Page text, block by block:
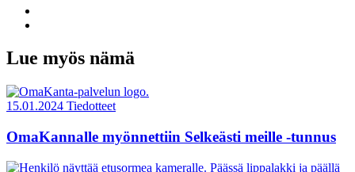
Lue myös nämä
15.01.2024 Tiedotteet
OmaKannalle myönnettiin Selkeästi meille -tunnus